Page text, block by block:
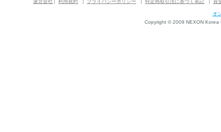
運営会社 利用規約 プライバシーポリシー 特定商取引法に基づく表記 資
オ
Copyright © 2009 NEXON Korea